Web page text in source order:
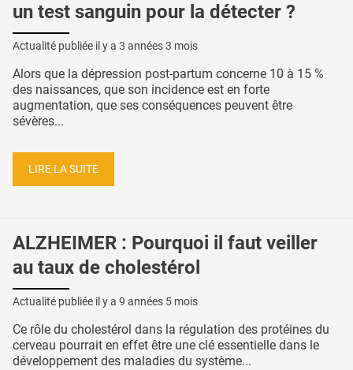
un test sanguin pour la détecter ?
Actualité publiée il y a 3 années 3 mois
Alors que la dépression post-partum concerne 10 à 15 %
des naissances, que son incidence est en forte
augmentation, que ses conséquences peuvent être
sévères...
LIRE LA SUITE
ALZHEIMER : Pourquoi il faut veiller
au taux de cholestérol
Actualité publiée il y a 9 années 5 mois
Ce rôle du cholestérol dans la régulation des protéines du
cerveau pourrait en effet être une clé essentielle dans le
développement des maladies du système...